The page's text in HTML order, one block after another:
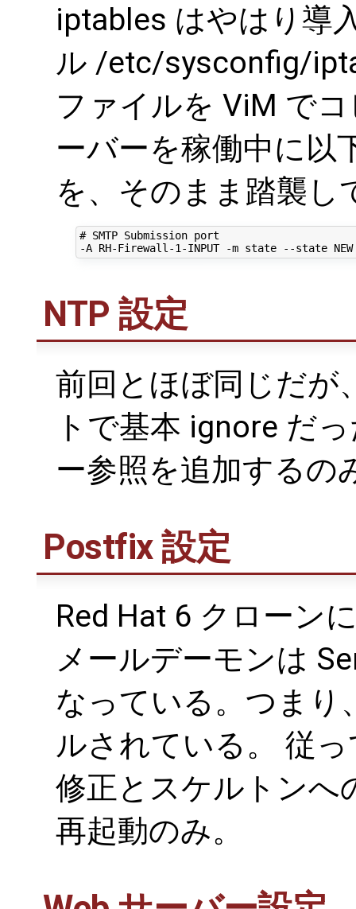
iptables はやはり導
ル /etc/sysconfig/
ファイルを ViM で
ーバーを稼働中に以
を、そのまま踏襲し
# SMTP Submission port
NTP 設定
前回とほぼ同じだが
トで基本 ignore だ
ー参照を追加するの
Postfix 設定
Red Hat 6 クローン
メールデーモンは
なっている。つまり
ルされている。 従
修正とスケルトンへ
再起動のみ。